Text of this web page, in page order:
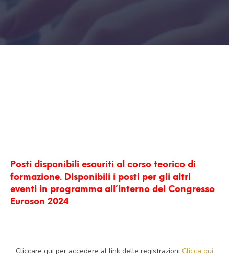
Posti disponibili esauriti al corso teorico di
formazione. Disponibili i posti per gli altri
eventi in programma all’interno del Congresso
Euroson 2024
Cliccare qui per accedere al link delle registrazioni Clicca qui